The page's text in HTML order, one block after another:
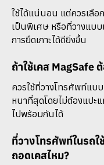
ใช้ได้แน่นอน แต่ควรเลือ
เป็นพิเศษ หรือที่วางแบ
การยึดเกาะได้ดียิ่งขึ้น
ถ้าใช้เคส MagSafe
ควรใช้ที่วางโทรศัพท์แบ
หนาที่สุดโดยไม่ต้องแปะ
ไปพร้อมกันได้
ที่วางโทรศัพท์ในรถ
ถอดเคสไหม?